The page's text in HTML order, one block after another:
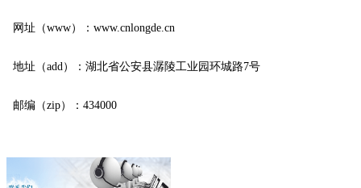
网址（www）：www.cnlongde.cn
地址（add）：湖北省公安县潺陵工业园环城路7号
邮编（zip）：434000